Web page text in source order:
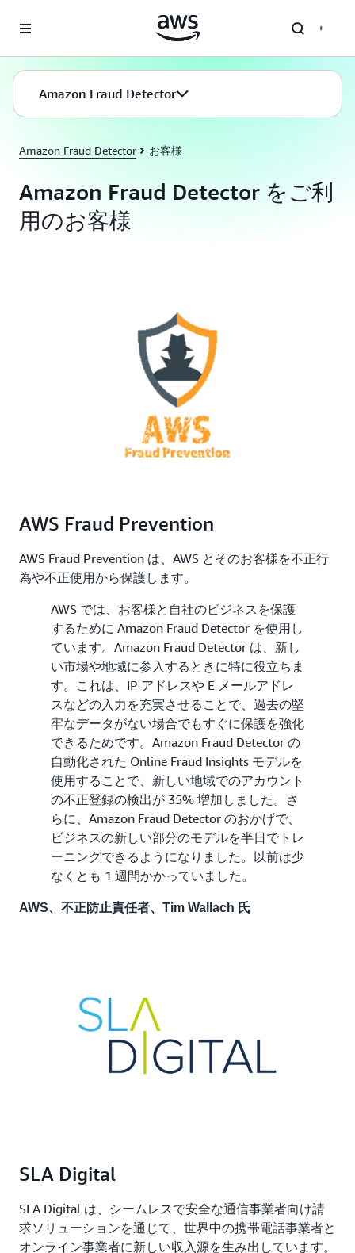
Amazon Fraud Detector
Amazon Fraud Detector お客様
Amazon Fraud Detector をご利
用のお客様
AWS Fraud Prevention
AWS Fraud Prevention は、AWS とそのお客様を不正行
為や不正使用から保護します。
AWS では、お客様と自社のビジネスを保護
するために Amazon Fraud Detector を使用し
ています。Amazon Fraud Detector は、新し
い市場や地域に参入するときに特に役立ちま
す。これは、IP アドレスや E メールアドレ
スなどの入力を充実させることで、過去の堅
牢なデータがない場合でもすぐに保護を強化
できるためです。Amazon Fraud Detector の
自動化された Online Fraud Insights モデルを
使用することで、新しい地域でのアカウント
の不正登録の検出が 35% 増加しました。さ
らに、Amazon Fraud Detector のおかげで、
ビジネスの新しい部分のモデルを半日でトレ
ーニングできるようになりました。以前は少
なくとも 1 週間かかっていました。
AWS、不正防止責任者、Tim Wallach 氏
SLA Digital
SLA Digital は、シームレスで安全な通信事業者向け請
求ソリューションを通じて、世界中の携帯電話事業者と
オンライン事業者に新しい収入源を生み出しています。